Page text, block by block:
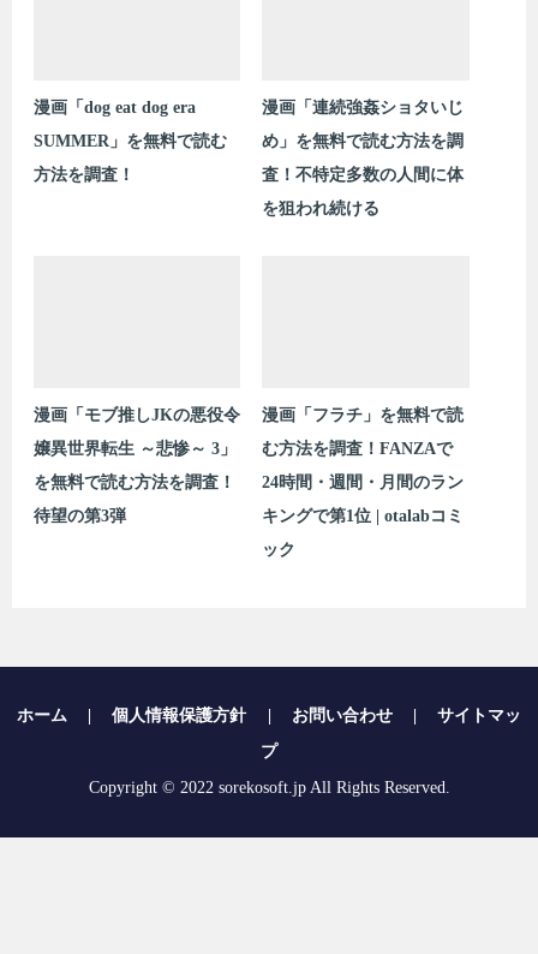
漫画「dog eat dog era
SUMMER」を無料で読む
方法を調査！
漫画「連続強姦ショタいじ
め」を無料で読む方法を調
査！不特定多数の人間に体
を狙われ続ける
漫画「モブ推しJKの悪役令
嬢異世界転生 ～悲惨～ 3」
を無料で読む方法を調査！
待望の第3弾
漫画「フラチ」を無料で読
む方法を調査！FANZAで
24時間・週間・月間のラン
キングで第1位 | otalabコミ
ック
ホーム 個人情報保護方針 お問い合わせ
サイトマッ
プ
Copyright © 2022 sorekosoft.jp All Rights Reserved.